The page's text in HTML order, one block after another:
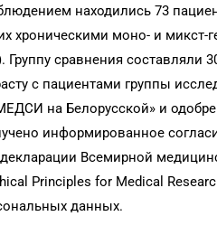
находились 73
хроническими моно- и микст-
Группу сравнения
с пациентами группы
на Белорусской» и
информированное
Всемирной
Principles for Medical
данных.